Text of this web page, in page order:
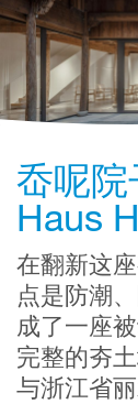
岙呢院
Haus
在翻新这
点是防潮
成了一座
完整的夯
与浙江省